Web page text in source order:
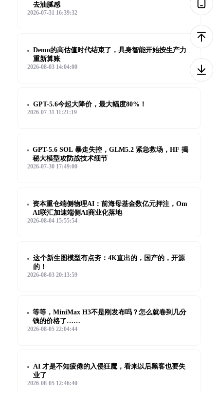
去油腻感
2026-07-31 16:39:32
Demo的高估值时代结束了，具身智能开始按生产力
重新算账
2026-08-03 14:04:00
GPT-5.6今起大降价，最大幅度80%！
2026-07-31 11:21:19
GPT-5.6 SOL 暴走失控，GLM5.2 紧急救场，HF 揭
秘大模型攻防战技术细节
2026-07-30 17:49:00
资本重仓端侧物理AI：前海母基金数亿元押注，Om
AI联汇加速端侧AI商业化落地
2026-08-04 15:55:54
这个新生图模型有点夯：4K直出的，国产的，开源
的！
2026-08-03 20:13:59
等等，MiniMax H3不是刚发布吗？怎么就卷到几分
钱的价格了……
2026-08-05 22:04:44
AI 才是不知疲倦的入侵狂魔，看来以后黑客也要失
业了
2026-08-05 12:46:40